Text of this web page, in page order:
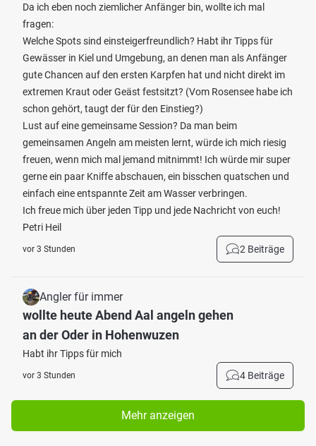
Da ich eben noch ziemlicher Anfänger bin, wollte ich mal
fragen:
Welche Spots sind einsteigerfreundlich? Habt ihr Tipps für
Gewässer in Kiel und Umgebung, an denen man als Anfänger
gute Chancen auf den ersten Karpfen hat und nicht direkt im
extremen Kraut oder Geäst festsitzt? (Vom Rosensee habe ich
schon gehört, taugt der für den Einstieg?)
Lust auf eine gemeinsame Session? Da man beim
gemeinsamen Angeln am meisten lernt, würde ich mich riesig
freuen, wenn mich mal jemand mitnimmt! Ich würde mir super
gerne ein paar Kniffe abschauen, ein bisschen quatschen und
einfach eine entspannte Zeit am Wasser verbringen.
Ich freue mich über jeden Tipp und jede Nachricht von euch!
Petri Heil
vor 3 Stunden 2 Beiträge
Angler für immer
wollte heute Abend Aal angeln gehen
an der Oder in Hohenwuzen
Habt ihr Tipps für mich
vor 3 Stunden 4 Beiträge
Mehr anzeigen